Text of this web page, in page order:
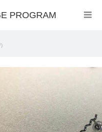
PROGRAM
)